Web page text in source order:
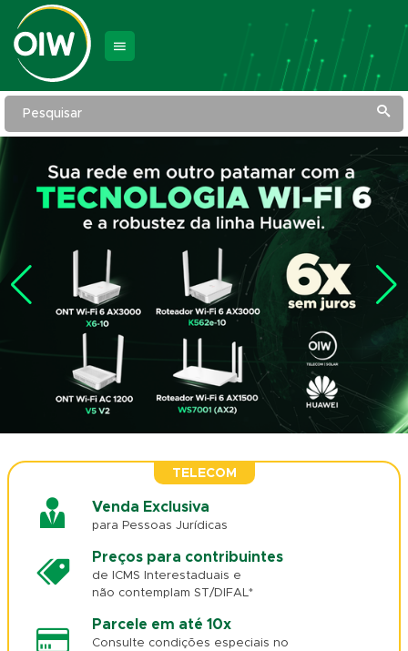
Pesquisar
TELECOM
Venda Exclusiva
para Pessoas Jurídicas
Preços para contribuintes
de ICMS Interestaduais e
não contemplam ST/DIFAL*
Parcele em até 10x
Consulte condições especiais no